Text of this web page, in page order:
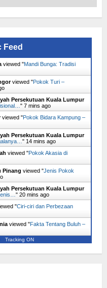
Feed
viewed "Mandi Bunga: Tradisi
viewed "Pokok Turi –
Persekutuan Kuala Lumpur
" 7 mins ago
viewed "Pokok Bidara Kampung –
Persekutuan Kuala Lumpur
" 14 mins ago
viewed "Pokok Akasia di
Pinang viewed "Jenis Pokok
Persekutuan Kuala Lumpur
" 20 mins ago
"Ciri-ciri dan Perbezaan
viewed "Fakta Tentang Buluh –
Tracking ON